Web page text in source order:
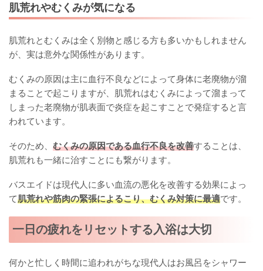
肌荒れやむくみが気になる
肌荒れとむくみは全く別物と感じる方も多いかもしれません
が、実は意外な関係性があります。
むくみの原因は主に血行不良などによって身体に老廃物が溜
まることで起こりますが、肌荒れはむくみによって溜まって
しまった老廃物が肌表面で炎症を起こすことで発症すると言
われています。
そのため、 むくみの原因である血行不良を改善することは、
肌荒れも一緒に治すことにも繋がります。
バスエイドは現代人に多い血流の悪化を改善する効果によっ
て肌荒れや筋肉の緊張によるこり、むくみ対策に最適です。
一日の疲れをリセットする入浴は大切
何かと忙しく時間に追われがちな現代人はお風呂をシャワー